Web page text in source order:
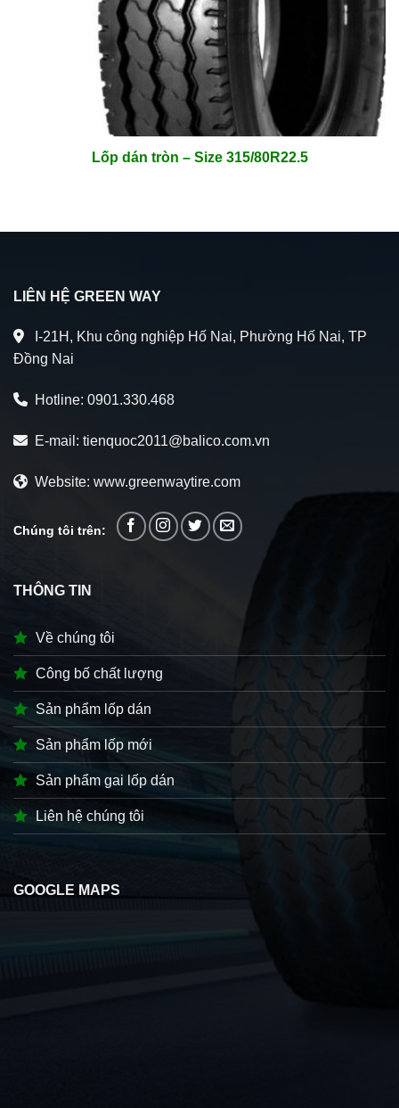
Lốp dán tròn – Size 315/80R22.5
LIÊN HỆ GREEN WAY
I-21H, Khu công nghiệp Hố Nai, Phường Hố Nai, TP
Đồng Nai
Hotline: 0901.330.468
E-mail: tienquoc2011@balico.com.vn
Website: www.greenwaytire.com
Chúng tôi trên:
THÔNG TIN
Về chúng tôi
Công bố chất lượng
Sản phẩm lốp dán
Sản phẩm lốp mới
Sản phẩm gai lốp dán
Liên hệ chúng tôi
GOOGLE MAPS